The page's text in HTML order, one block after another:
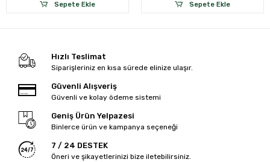
Sepete Ekle Sepete Ekle
Hızlı Teslimat
Siparişleriniz en kısa sürede elinize ulaşır.
Güvenli Alışveriş
Güvenli ve kolay ödeme sistemi
Geniş Ürün Yelpazesi
Binlerce ürün ve kampanya seçeneği
7 / 24 DESTEK
Öneri ve şikayetlerinizi bize iletebilirsiniz.